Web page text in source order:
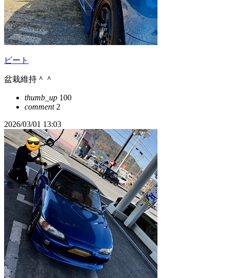
ビート
盆栽維持＾＾
thumb_up 100
comment2
2026/03/01 13:03